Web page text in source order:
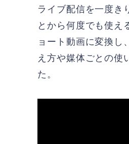
ライブ配信を一度き
とから何度でも使え
ョート動画に変換し
え方や媒体ごとの使
た。